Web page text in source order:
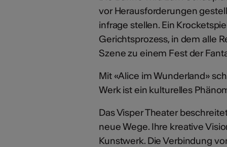
vor Herausforderungen
infrage stellen. Ein
Gerichtsprozess, in dem alle
Szene zu einem Fest der
Mit «Alice im Wunderland»
Werk ist ein kulturelles
Das Visper Theater
neue Wege. Ihre kreative
Kunstwerk. Die Verbindung